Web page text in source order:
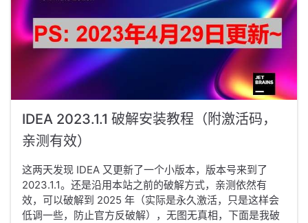
IDEA 2023.1.1 破解安装教程（附激活码，
亲测有效）
这两天发现 IDEA 又更新了一个小版本，版本号来到了
2023.1.1。还是沿用本站之前的破解方式，亲测依然有
效，可以破解到 2025 年（实际是永久激活，只是这样会
低调一些，防止官方反破解），无图无真相，下面是我破